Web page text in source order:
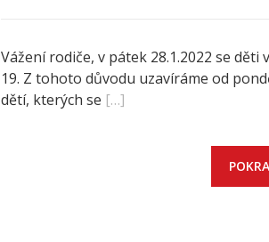
Vážení rodiče, v pátek 28.1.2022 se
19. Z tohoto důvodu uzavíráme od
dětí, kterých se […]